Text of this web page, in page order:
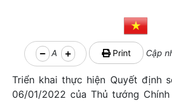
A Print Cập
Triển khai thực hiện Quyết định
06/01/2022 của Thủ tướng